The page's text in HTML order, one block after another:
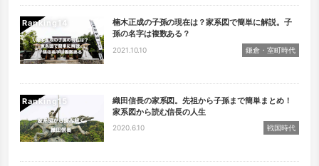
Ranking
楠木正成の子孫の現在は？家系図で簡単に解説。子
孫の名字は複数ある？
2021.10.10 鎌倉・室町時代
Ranking
織田信長の家系図。先祖から子孫まで簡単まとめ！
家系図から読む信長の人生
2020.6.10 戦国時代